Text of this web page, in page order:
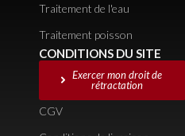
Traitement de l'eau
Traitement poisson
CONDITIONS DU SITE
Exercer mon droit de
rétractation
CGV